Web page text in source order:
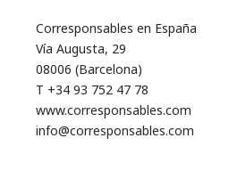
Corresponsables en España
Vía Augusta, 29
08006 (Barcelona)
T +34 93 752 47 78
www.corresponsables.com
info@corresponsables.com